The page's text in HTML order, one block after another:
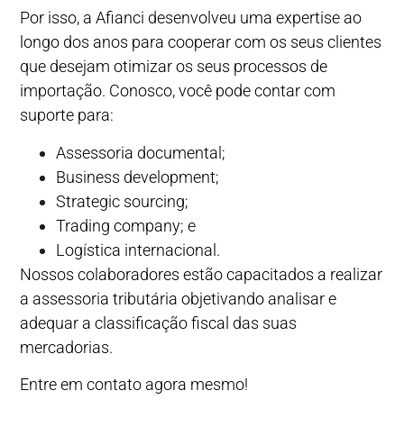
Por isso, aAfianci desenvolveu uma expertise ao
longo dos anos para cooperar com os seus clientes
que desejam otimizar os seus processos de
importação. Conosco, você pode contar com
suporte para:
Assessoria documental;
Business development;
Strategic sourcing;
Trading company; e
Logística internacional.
Nossos colaboradores estão capacitados a realizar
a assessoria tributária objetivando analisar e
adequar a classificação fiscal das suas
mercadorias.
Entre em contato agora mesmo!